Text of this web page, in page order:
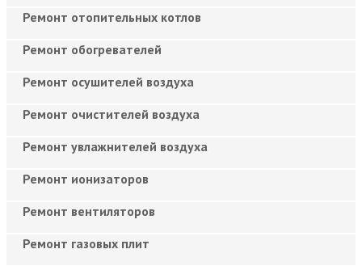
Ремонт отопительных котлов
Ремонт обогревателей
Ремонт осушителей воздуха
Ремонт очистителей воздуха
Ремонт увлажнителей воздуха
Ремонт ионизаторов
Ремонт вентиляторов
Ремонт газовых плит